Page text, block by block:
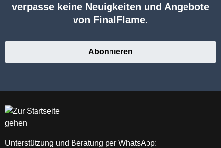
verpasse keine Neuigkeiten und Angebote
von FinalFlame.
Abonnieren
Unterstützung und Beratung per WhatsApp: